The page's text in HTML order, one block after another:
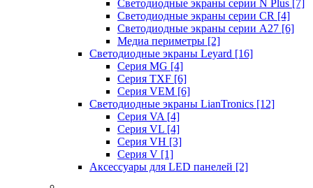
Светодиодные экраны серии N Plus [7]
Светодиодные экраны серии CR [4]
Светодиодные экраны серии А27 [6]
Медиа периметры [2]
Светодиодные экраны Leyard [16]
Серия MG [4]
Серия TXF [6]
Серия VEM [6]
Светодиодные экраны LianTronics [12]
Серия VA [4]
Серия VL [4]
Серия VH [3]
Серия V [1]
Аксессуары для LED панелей [2]